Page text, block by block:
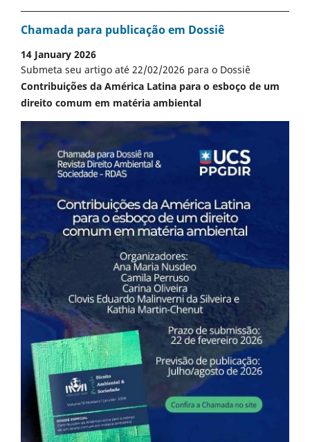
Chamada para publicação em Dossiê
14 January 2026
Submeta seu artigo até 22/02/2026 para o Dossiê
Contribuições da América Latina para o esboço de um
direito comum em matéria ambiental